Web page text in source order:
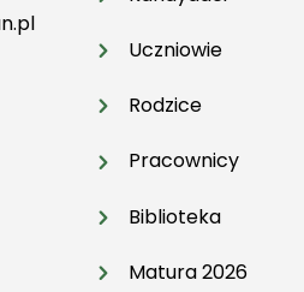
Uczniowie
Rodzice
Pracownicy
Biblioteka
Matura 2026